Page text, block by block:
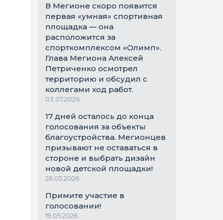
В Мегионе скоро появится
первая «умная» спортивная
площадка — она
расположится за
спорткомплексом «Олимп».
Глава Мегиона Алексей
Петриченко осмотрел
территорию и обсудил с
коллегами ход работ.
03.07.2026
17 дней осталось до конца
голосования за объекты
благоустройства. Мегионцев
призывают не оставаться в
стороне и выбрать дизайн
новой детской площадки!
26.05.2026
Примите участие в
голосовании!
19.05.2026